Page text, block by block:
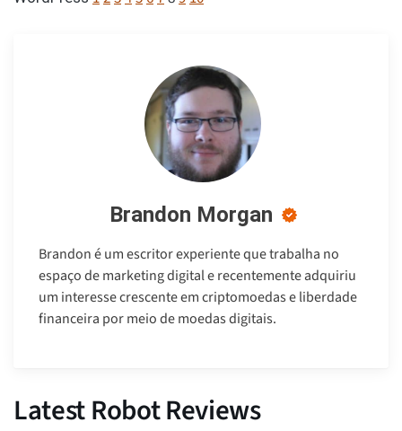
Brandon Morgan
Brandon é um escritor experiente que trabalha no
espaço de marketing digital e recentemente adquiriu
um interesse crescente em criptomoedas e liberdade
financeira por meio de moedas digitais.
Latest Robot Reviews